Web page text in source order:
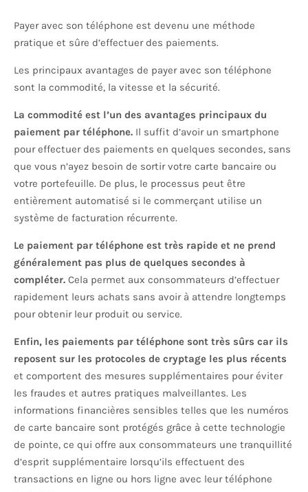
Payer avec son téléphone est devenu une méthode
pratique et sûre d’effectuer des paiements.
Les principaux avantages de payer avec son téléphone
sont la commodité, la vitesse et la sécurité.
La commodité est l’un des avantages principaux du
paiement par téléphone. Il suffit d’avoir un smartphone
pour effectuer des paiements en quelques secondes, sans
que vous n’ayez besoin de sortir votre carte bancaire ou
votre portefeuille. De plus, le processus peut être
entièrement automatisé si le commerçant utilise un
système de facturation récurrente.
Le paiement par téléphone est très rapide et ne prend
généralement pas plus de quelques secondes à
compléter. Cela permet aux consommateurs d’effectuer
rapidement leurs achats sans avoir à attendre longtemps
pour obtenir leur produit ou service.
Enfin, les paiements par téléphone sont très sûrs car ils
reposent sur les protocoles de cryptage les plus récents
et comportent des mesures supplémentaires pour éviter
les fraudes et autres pratiques malveillantes. Les
informations financières sensibles telles que les numéros
de carte bancaire sont protégés grâce à cette technologie
de pointe, ce qui offre aux consommateurs une tranquillité
d’esprit supplémentaire lorsqu’ils effectuent des
transactions en ligne ou hors ligne avec leur téléphone